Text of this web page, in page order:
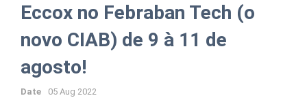
Eccox no Febraban Tech (o
novo CIAB) de 9 à 11 de
agosto!
Date 05 Aug 2022